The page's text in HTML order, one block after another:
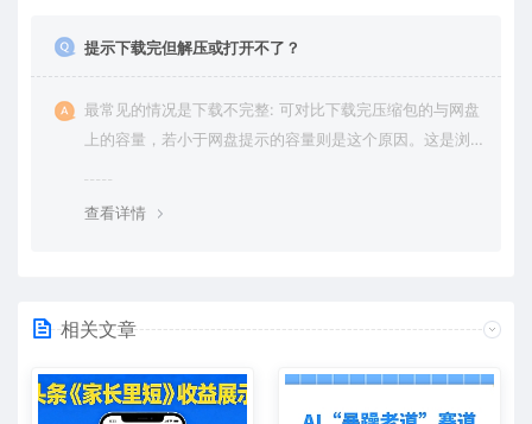
提示下载完但解压或打开不了？
最常见的情况是下载不完整: 可对比下载完压缩包的与网盘
上的容量，若小于网盘提示的容量则是这个原因。这是浏
查看详情
相关文章